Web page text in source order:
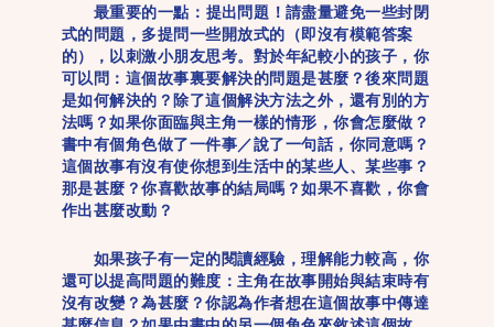
最重要的一點： 提出問題 ！請盡量避免一些封閉
式的問題，多提問一些開放式的（即沒有模範答案
的），以刺激小朋友思考。對於年紀較小的孩子，你
可以問：這個故事裏要解決的問題是甚麼？後來問題
是如何解決的？除了這個解決方法之外，還有別的方
法嗎？如果你面臨與主角一樣的情形，你會怎麼做？
書中有個角色做了一件事／說了一句話，你同意嗎？
這個故事有沒有使你想到生活中的某些人、某些事？
那是甚麼？你喜歡故事的結局嗎？如果不喜歡，你會
作出甚麼改動？
如果孩子有一定的閱讀經驗，理解能力較高，你
還可以提高問題的難度：主角在故事開始與結束時有
沒有改變？為甚麼？你認為作者想在這個故事中傳達